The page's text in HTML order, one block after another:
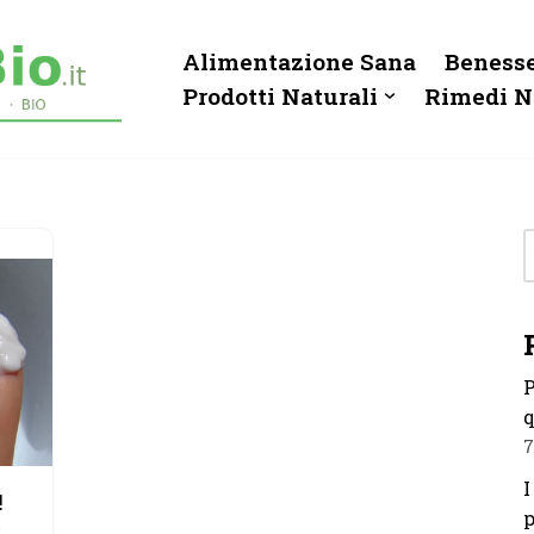
Alimentazione Sana
Prodotti Naturali
Rimedi